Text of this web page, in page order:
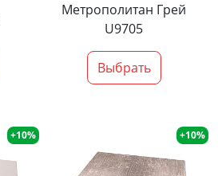
Метрополитан Грей
U9705
Выбрать
+10% +10%